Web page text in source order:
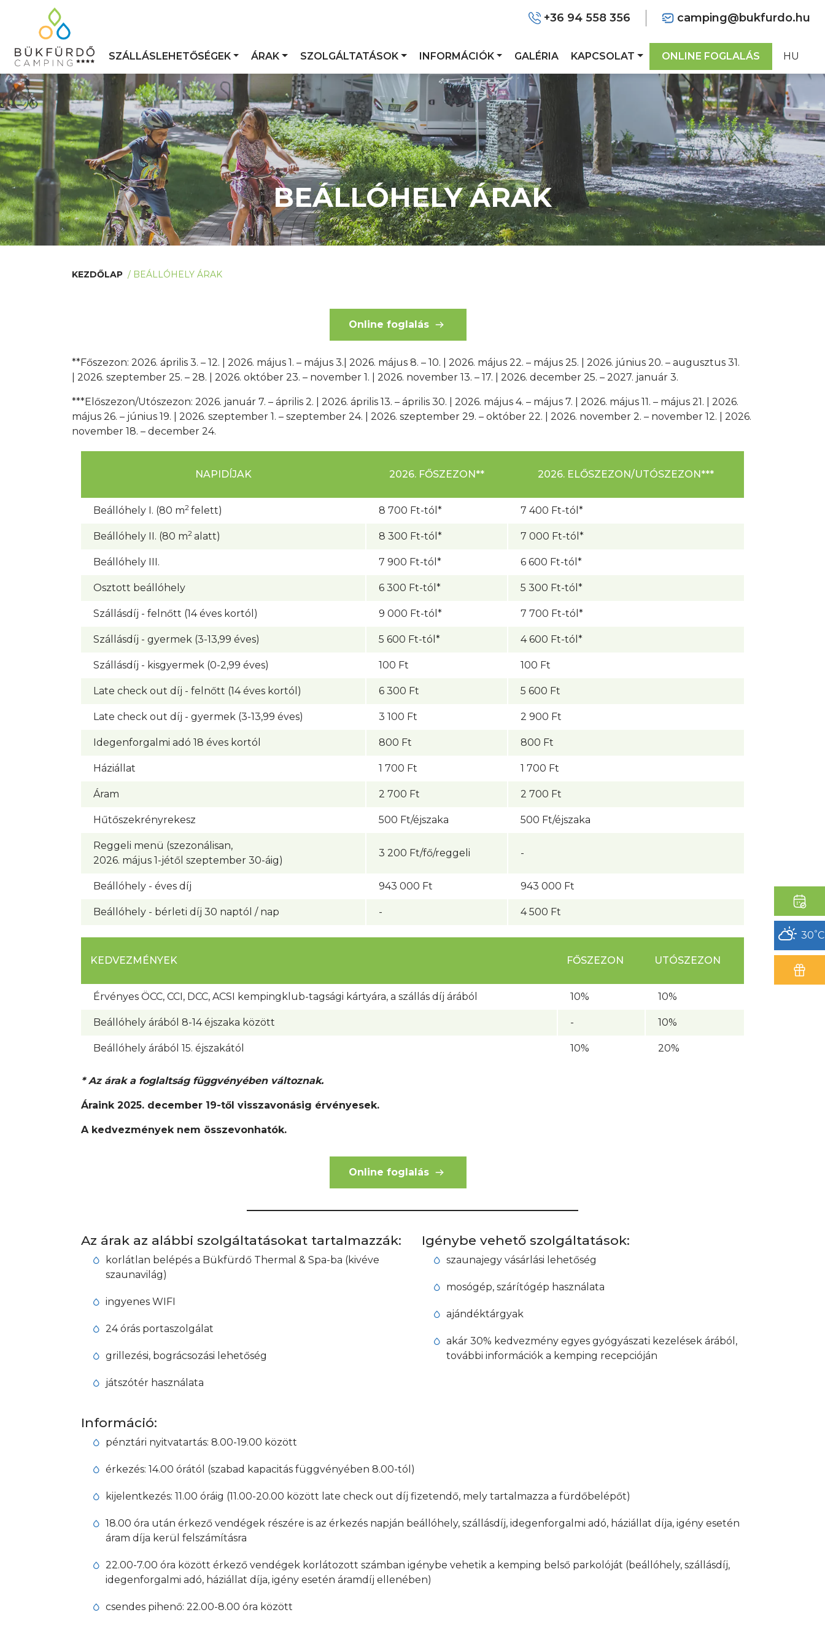
+36 94 558 356 camping@bukfurdo.hu
SZÁLLÁSLEHETŐSÉGEK ÁRAK SZOLGÁLTATÁSOK INFORMÁCIÓK GALÉRIA KAPCSOLAT ONLINE FOGLALÁS HU
30°C
BEÁLLÓHELY ÁRAK
KEZDŐLAP / BEÁLLÓHELY ÁRAK
Online foglalás
**Főszezon: 2026. április 3. – 12. | 2026. május 1. – május 3.| 2026. május 8. – 10. | 2026. május 22. – május 25. | 2026. június 20. – augusztus 31.
| 2026. szeptember 25. – 28. | 2026. október 23. – november 1. | 2026. november 13. – 17. | 2026. december 25. – 2027. január 3.
***Előszezon/Utószezon: 2026. január 7. – április 2. | 2026. április 13. – április 30. | 2026. május 4. – május 7. | 2026. május 11. – május 21. | 2026.
május 26. – június 19. | 2026. szeptember 1. – szeptember 24. | 2026. szeptember 29. – október 22. | 2026. november 2. – november 12. | 2026.
november 18. – december 24.
NAPIDÍJAK 2026. FŐSZEZON** 2026. ELŐSZEZON/UTÓSZEZON***
Beállóhely I. (80 m2 felett) 8 700 Ft-tól* 7 400 Ft-tól*
Beállóhely II. (80 m2 alatt) 8 300 Ft-tól* 7 000 Ft-tól*
Beállóhely III. 7 900 Ft-tól* 6 600 Ft-tól*
Osztott beállóhely 6 300 Ft-tól* 5 300 Ft-tól*
Szállásdíj - felnőtt (14 éves kortól) 9 000 Ft-tól* 7 700 Ft-tól*
Szállásdíj - gyermek (3-13,99 éves) 5 600 Ft-tól* 4 600 Ft-tól*
Szállásdíj - kisgyermek (0-2,99 éves) 100 Ft 100 Ft
Late check out díj - felnőtt (14 éves kortól) 6 300 Ft 5 600 Ft
Late check out díj - gyermek (3-13,99 éves) 3 100 Ft 2 900 Ft
Idegenforgalmi adó 18 éves kortól 800 Ft 800 Ft
Háziállat 1 700 Ft 1 700 Ft
Áram 2 700 Ft 2 700 Ft
Hűtőszekrényrekesz 500 Ft/éjszaka 500 Ft/éjszaka
Reggeli menü (szezonálisan,
2026. május 1-jétől szeptember 30-áig)
3 200 Ft/fő/reggeli -
Beállóhely - éves díj 943 000 Ft 943 000 Ft
Beállóhely - bérleti díj 30 naptól / nap - 4 500 Ft
KEDVEZMÉNYEK FŐSZEZON UTÓSZEZON
Érvényes ÖCC, CCI, DCC, ACSI kempingklub-tagsági kártyára, a szállás díj árából 10% 10%
Beállóhely árából 8-14 éjszaka között - 10%
Beállóhely árából 15. éjszakától 10% 20%
* Az árak a foglaltság függvényében változnak.
Áraink 2025. december 19-től visszavonásig érvényesek.
A kedvezmények nem összevonhatók.
Online foglalás
Az árak az alábbi szolgáltatásokat tartalmazzák:
korlátlan belépés a Bükfürdő Thermal & Spa-ba (kivéve
szaunavilág)
ingyenes WIFI
24 órás portaszolgálat
grillezési, bográcsozási lehetőség
játszótér használata
Igénybe vehető szolgáltatások:
szaunajegy vásárlási lehetőség
mosógép, szárítógép használata
ajándéktárgyak
akár 30% kedvezmény egyes gyógyászati kezelések árából,
további információk a kemping recepcióján
Információ:
pénztári nyitvatartás: 8.00-19.00 között
érkezés: 14.00 órától (szabad kapacitás függvényében 8.00-tól)
kijelentkezés: 11.00 óráig (11.00-20.00 között late check out díj fizetendő, mely tartalmazza a fürdőbelépőt)
18.00 óra után érkező vendégek részére is az érkezés napján beállóhely, szállásdíj, idegenforgalmi adó, háziállat díja, igény esetén
áram díja kerül felszámításra
22.00-7.00 óra között érkező vendégek korlátozott számban igénybe vehetik a kemping belső parkolóját (beállóhely, szállásdíj,
idegenforgalmi adó, háziállat díja, igény esetén áramdíj ellenében)
csendes pihenő: 22.00-8.00 óra között